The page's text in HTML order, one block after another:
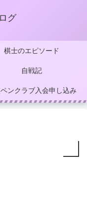
グ
棋士のエピソード
自戦記
ンクラブ入会申し込み